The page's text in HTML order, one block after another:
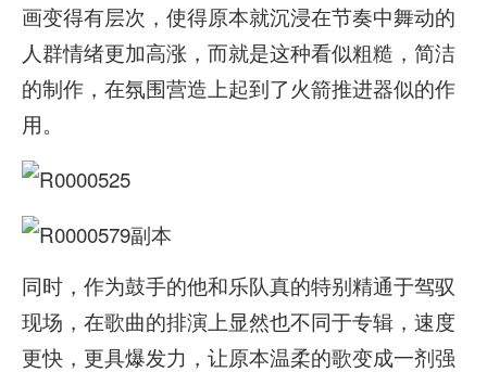
画变得有层次，使得原本就沉浸在节奏中舞动的
人群情绪更加高涨，而就是这种看似粗糙，简洁
的制作，在氛围营造上起到了火箭推进器似的作
用。
同时，作为鼓手的他和乐队真的特别精通于驾驭
现场，在歌曲的排演上显然也不同于专辑，速度
更快，更具爆发力，让原本温柔的歌变成一剂强